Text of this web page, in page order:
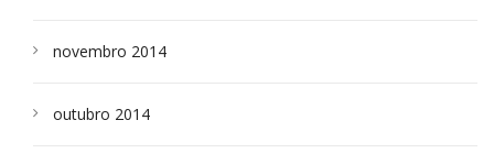
novembro 2014
outubro 2014